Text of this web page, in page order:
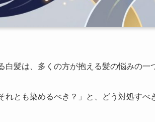
白髪は、多くの方が抱える髪の悩みの一
れとも染めるべき？」と、どう対処すべ